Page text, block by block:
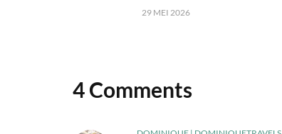
29 MEI 2026
4 Comments